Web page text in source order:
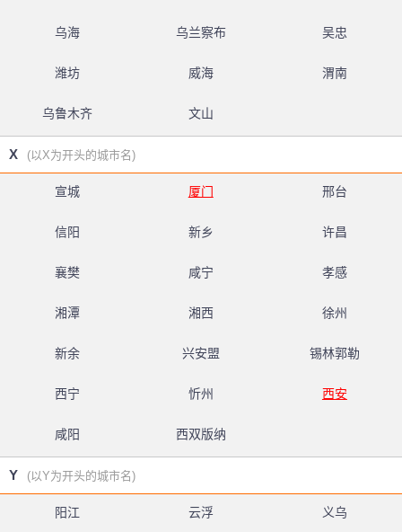
乌海 乌兰察布 吴忠
潍坊 威海 渭南
乌鲁木齐 文山
X (以X为开头的城市名)
宣城 厦门 邢台
信阳 新乡 许昌
襄樊 咸宁 孝感
湘潭 湘西 徐州
新余 兴安盟 锡林郭勒
西宁 忻州 西安
咸阳 西双版纳
Y (以Y为开头的城市名)
阳江 云浮 义乌